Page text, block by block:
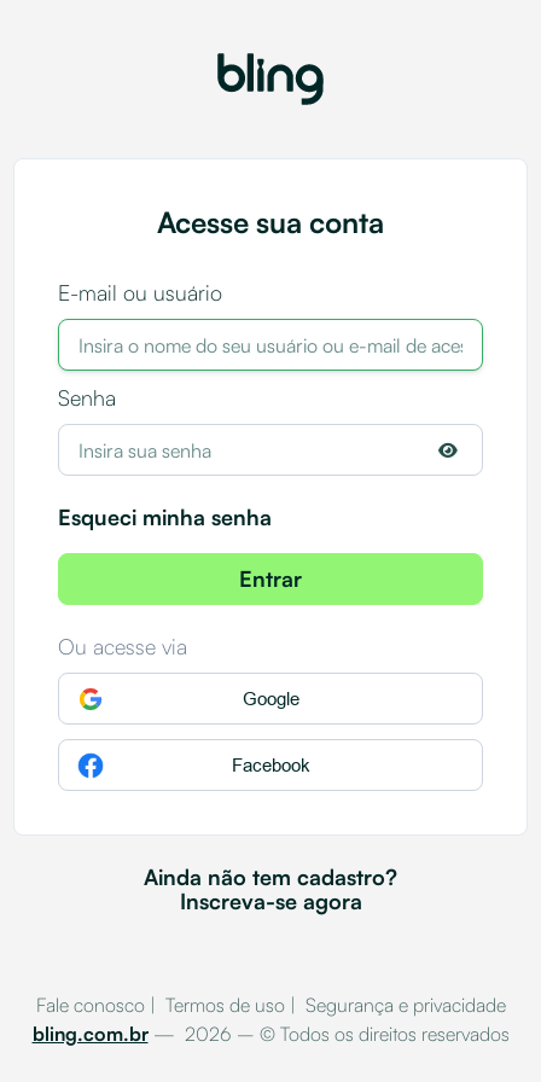
Acesse sua conta
E-mail ou usuário
Senha
Esqueci minha senha
Entrar
Ou acesse via
Google
Facebook
Ainda não tem cadastro?
Inscreva-se agora
Fale conosco| Termos de uso| Segurança e privacidade
bling.com.br— 2026 – © Todos os direitos reservados